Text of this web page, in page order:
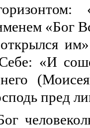
«Бог
им»
«И
пред